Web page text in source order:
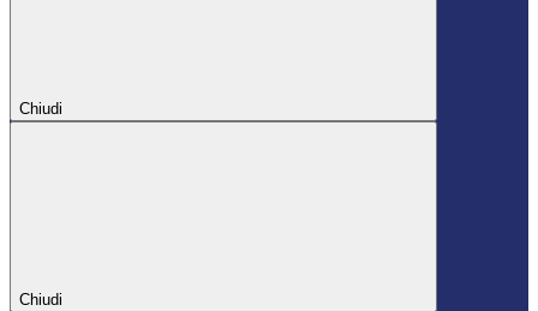
Chiudi
Chiudi